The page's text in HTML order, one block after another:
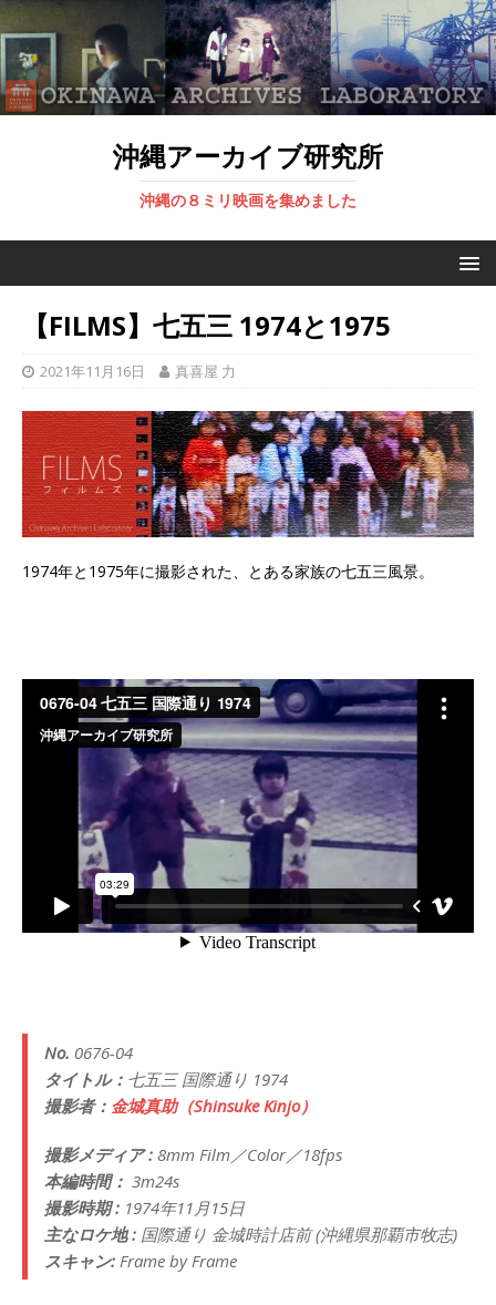
沖縄アーカイブ研究所
沖縄の８ミリ映画を集めました
【FILMS】七五三 1974と1975
2021年11月16日 真喜屋 力
1974年と1975年に撮影された、とある家族の七五三風景。
No. 0676-04
タイトル： 七五三 国際通り 1974
撮影者： 金城真助（Shinsuke Kinjo）
撮影メディア : 8mm Film／Color／18fps
本編時間： 3m24s
撮影時期 : 1974年11月15日
主なロケ地 : 国際通り 金城時計店前 (沖縄県那覇市牧志)
スキャン: Frame by Frame